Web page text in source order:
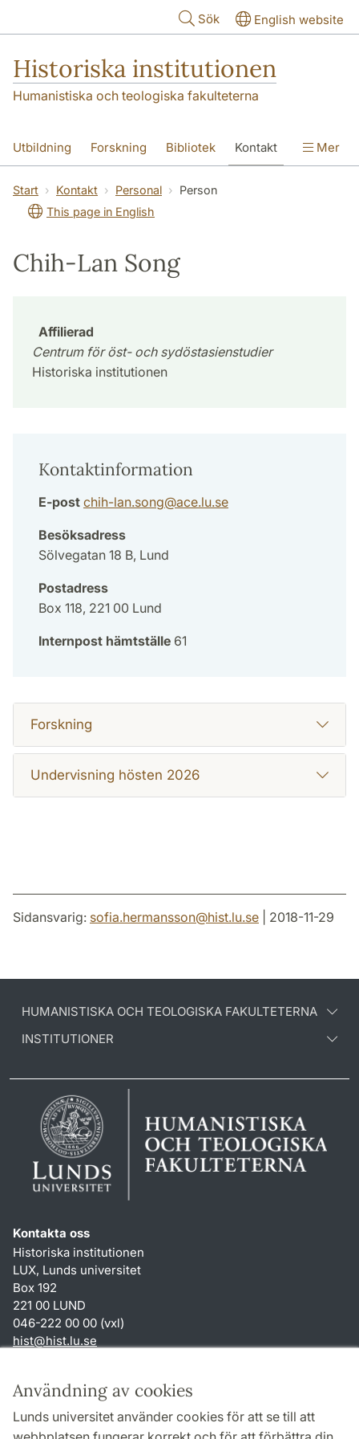
Användning av cookies
Lunds universitet använder cookies för att se till att
Sök English website
Historiska institutionen
Humanistiska och teologiska fakulteterna
Utbildning Forskning Bibliotek Kontakt
Om institutionen
Mer
Start Kontakt Personal
Person
This page in English
Chih-Lan Song
Affilierad
Centrum för öst- och sydöstasienstudier
Historiska institutionen
Kontaktinformation
E-post chih-lan.song@ace.lu.se
Besöksadress
Sölvegatan 18 B, Lund
Postadress
Box 118, 221 00 Lund
Internpost hämtställe 61
Forskning
Undervisning hösten 2026
Sidansvarig: sofia.hermansson@hist.lu.se | 2018-11-29
HUMANISTISKA OCH TEOLOGISKA FAKULTETERNA
INSTITUTIONER
Kontakta oss
Historiska institutionen
LUX, Lunds universitet
Box 192
221 00 LUND
046-222 00 00 (vxl)
hist@hist.lu.se
Genvägar
Om webbplatsen och cookies
Behandling av personuppgifter